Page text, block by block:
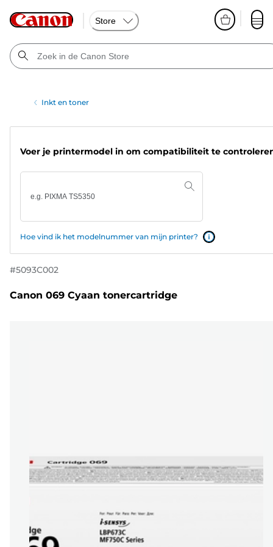
Store
Inkt en toner
Voer je printermodel in om compatibiliteit te
Hoe vind ik het modelnummer van mijn printer?
#5093C002
Canon 069 Cyaan tonercartridge